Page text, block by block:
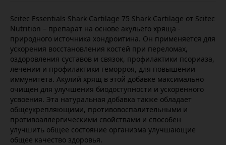
Scitec Essentials Shark Cartilage 75 Shark Cartilage от Scitec
Nutrition – препарат на основе акульего хряща -
природного источника хондроитина. Он применяется для
ускорения восстановления костей при переломах,
оздоровления суставов и связок, профилактики псориаза,
лечении и профилактики геморроя, для повышении
иммунитета. Акулий хрящ в этой добавке максимально
очищен для улучшения биодоступности и ускоренного
усвоения. Эта натуральная добавка также обладает
общеукрепляющими, противовоспалительными и
противоаллергическими свойствами и способен
улучшить общее состояние организма улучшающие
общее качество здоровья.